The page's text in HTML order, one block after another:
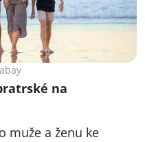
na
muže a ženu ke